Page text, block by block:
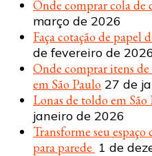
Onde comprar cola de
março de 2026
Faça cotação de papel
de fevereiro de 2026
Onde comprar itens
em São Paulo 27 de
Lonas de toldo em
janeiro de 2026
Transforme seu
para parede 1 de